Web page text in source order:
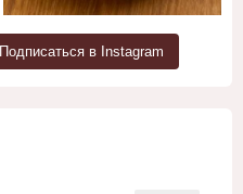
Подписаться в Instagram